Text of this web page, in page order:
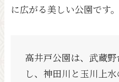
に広がる美しい公園です。
高井戸公園は、武蔵
し、神田川と玉川上